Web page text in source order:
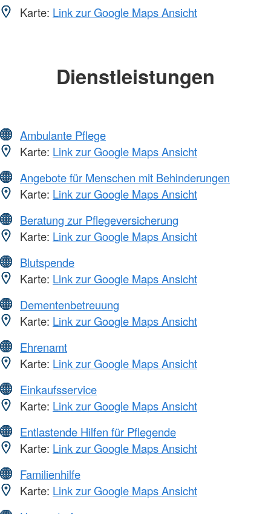
Karte: Link zur Google Maps Ansicht
Dienstleistungen
Ambulante Pflege
Karte: Link zur Google Maps Ansicht
Angebote für Menschen mit Behinderungen
Karte: Link zur Google Maps Ansicht
Beratung zur Pflegeversicherung
Karte: Link zur Google Maps Ansicht
Blutspende
Karte: Link zur Google Maps Ansicht
Dementenbetreuung
Karte: Link zur Google Maps Ansicht
Ehrenamt
Karte: Link zur Google Maps Ansicht
Einkaufsservice
Karte: Link zur Google Maps Ansicht
Entlastende Hilfen für Pflegende
Karte: Link zur Google Maps Ansicht
Familienhilfe
Karte: Link zur Google Maps Ansicht